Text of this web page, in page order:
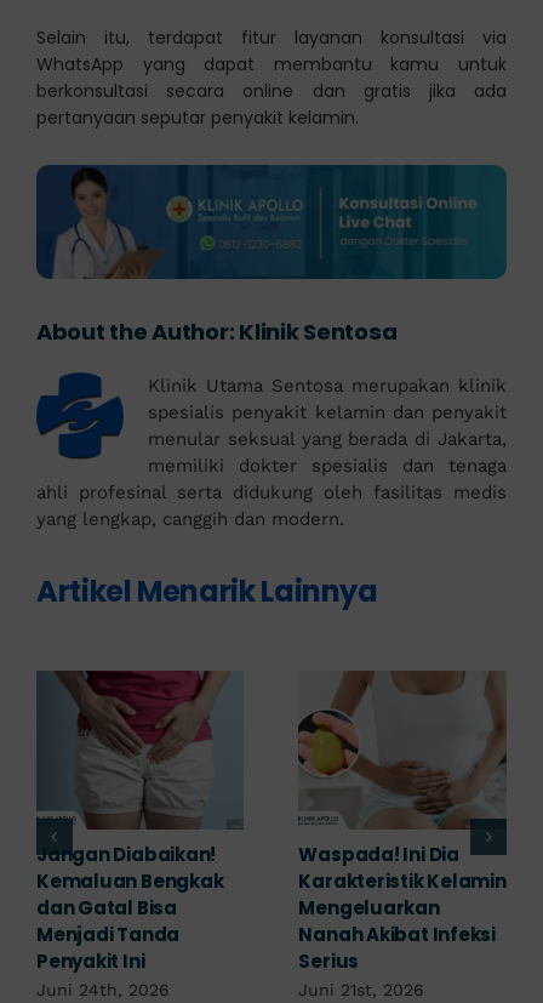
Selain itu, terdapat fitur layanan konsultasi via
WhatsApp yang dapat membantu kamu untuk
berkonsultasi secara online dan gratis jika ada
pertanyaan seputar penyakit kelamin.
About the Author: Klinik Sentosa
Klinik Utama Sentosa merupakan klinik
spesialis penyakit kelamin dan penyakit
menular seksual yang berada di Jakarta,
memiliki dokter spesialis dan tenaga
ahli profesinal serta didukung oleh fasilitas medis
yang lengkap, canggih dan modern.
Artikel Menarik Lainnya
Banyak yang
Mengabaikan,
Padahal Habis
Berhubungan
Kemaluan Gatal Bisa
Jadi Tanda IMS!
Tampak Ringan,
Waspada Ini Gejala
Kutil Kelamin yang
Berbahaya!
Juni 14th, 2026